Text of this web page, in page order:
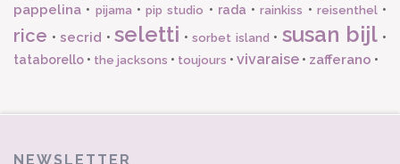
pappelina • pijama • pip studio • rada •rainkiss • reisenthel•
rice •secrid •seletti •sorbet island • susan bijl •
tataborello • the jacksons • toujours • vivaraise • zafferano •
NEWSLETTER